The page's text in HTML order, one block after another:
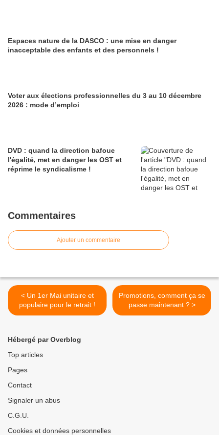
Espaces nature de la DASCO : une mise en danger
inacceptable des enfants et des personnels !
Voter aux élections professionnelles du 3 au 10 décembre
2026 : mode d’emploi
DVD : quand la direction bafoue
l'égalité, met en danger les OST et
réprime le syndicalisme !
Commentaires
Ajouter un commentaire
< Un 1er Mai unitaire et
populaire pour le retrait !
Promotions, comment ça se
passe maintenant ? >
Hébergé par Overblog
Top articles
Pages
Contact
Signaler un abus
C.G.U.
Cookies et données personnelles